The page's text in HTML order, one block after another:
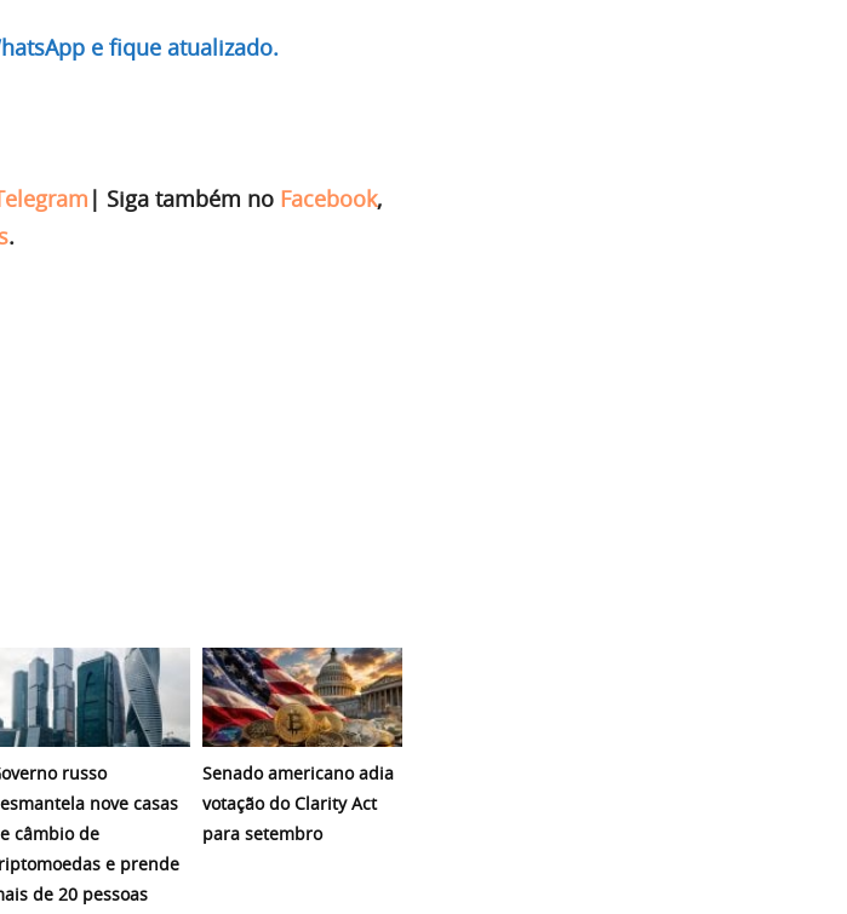
e fique atualizado.
| Siga também no Facebook,
.
russo
nove casas
câmbio de
e prende
de 20 pessoas
Senado americano adia
votação do Clarity Act
para setembro